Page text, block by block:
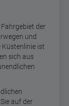
der
und
Küstenlinie ist
sich aus
auf der